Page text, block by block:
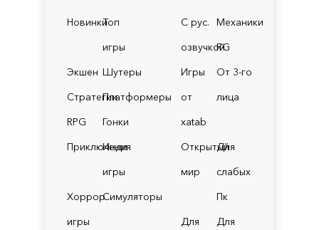
НовинкиТоп
игры
Экшен Шутеры
СтратегииПлатформеры
RPG
Гонки
Приключения
Инди
игры
Хоррор
игры
Симуляторы
С рус.
озвучкой
Механики
RG
Игры
от
xatab
От 3-го
лица
Открытый
мир
Для
слабых
Пк
Для
Для